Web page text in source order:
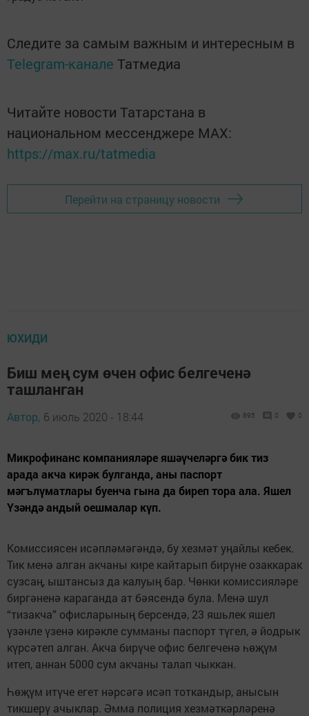
Следите за самым важным и интересным в
Telegram-канале Татмедиа
Читайте новости Татарстана в
национальном мессенджере MАХ:
https://max.ru/tatmedia
Перейти на страницу новости
ЮХИДИ
Биш мең сум өчен офис белгеченә
ташланган
Автор, 6 июль 2020 - 18:44 895 0 0
Микрофинанс компанияләре яшәүчеләргә бик тиз
арада акча кирәк булганда, аны паспорт
мәгълүматлары буенча гына да биреп тора ала. Яшел
Үзәндә андый оешмалар күп.
Комиссиясен исәпләмәгәндә, бу хезмәт уңайлы кебек.
Тик менә алган акчаны кире кайтарып бирүне озаккарак
сузсаң, ыштансыз да калуың бар. Чөнки комиссияләре
биргәненә караганда ат бәясендә була. Менә шул
“тизакча” офисларының берсендә, 23 яшьлек яшел
үзәнле үзенә кирәкле сумманы паспорт түгел, ә йодрык
күрсәтеп алган. Акча бирүче офис белгеченә һөҗүм
итеп, аннан 5000 сум акчаны талап чыккан.
Һөҗүм итүче егет нәрсәгә исәп тоткандыр, анысын
тикшерү ачыклар. Әмма полиция хезмәткәрләренә